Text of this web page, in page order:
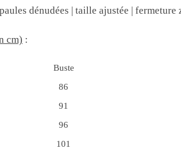
dénudées | taille ajustée | fermeture
cm) :
Buste
86
91
96
101